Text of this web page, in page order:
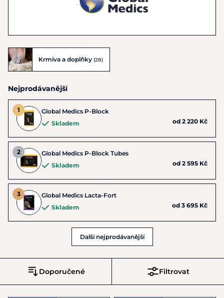
Krmiva a doplňky (28)
Nejprodávanější
Global Medics P-Block
Skladem
od 2 220 Kč
Global Medics P-Block Tubes
Skladem
od 2 595 Kč
Global Medics Lacta-Fort
Skladem
od 3 695 Kč
Další nejprodávanější
Filtrovat
Doporučené